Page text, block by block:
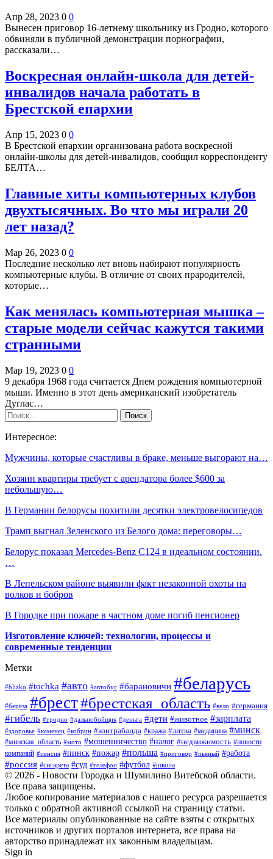
Апр 28, 2023 0 0
Вынесен приговор 16-летнему школьнику из Гродно, которого
обвиняли в публичной демонстрации порнографии,
рассказали…
Воскресная онлайн-школа для детей-
инвалидов начала работать в
Брестской епархии
Апр 15, 2023 0 0
В Брестской епархии организована работа воскресной
онлайн-школы для детей-инвалидов, сообщил корреспонденту
БЕЛТА…
Главные хиты компьютерных клубов
двухтысячных. Во что мы играли 20
лет назад?
Мар 26, 2023 0 0
Последние несколько лет вновь набирают популярность
компьютерные клубы. В отличие от своих прародителей,
которые…
Как менялась компьютерная мышка –
старые модели сейчас кажутся такими
странными
Мар 19, 2023 0 0
9 декабря 1968 года считается Днем рождения компьютерной
мыши. Именно в этот день американский изобретатель
Дуглас…
Интересное:
Мужчины, которые счастливы в браке, меньше выгорают на…
Хозяин квартиры требует с арендатора более $600 за
небольшую…
В Германии белорусы похитили десятки электровелосипедов
Трамп выгнал Зеленского из Белого дома: переговоры…
Белорус показал Mercedes-Benz C124 в идеальном состоянии.
…
В Лепельском районе выявили факт незаконной охоты на
волков и бобров
В Городке при пожаре в частном доме погиб пенсионер
Изготовление ключей: технологии, процессы и
современные тенденции
Метки
#blizko #tochka #авто #автобус #барановичи #беларусь
#берёза #брест#брестская_область #вело #германия
#гибель #гродно #дальнобойщик #деньга #дети #животное #зарплата
#здоровье #каменец #кобрин #контрабанда #кража #литва #медицина #минск
#минская_область #мото #мошенничество #налог #недвижимость #новости
компаний #пенсия #пинск #пожар #польша #приговор #пьяный #работа
#россия #сигарета #суд #телефон #футбол #школа
© 2026 - Новости Городка и Шумилино Витебской области.
Все права защищены.
Любое копирование материалов с нашего ресурса разрешается
только с обратной активной ссылкой на страницу статьи.
Все материалы опубликованные на сайте взяты с открытых
источников и других порталов интернета, все права на
авторство принадлежат их законным владельцам.
Sign in